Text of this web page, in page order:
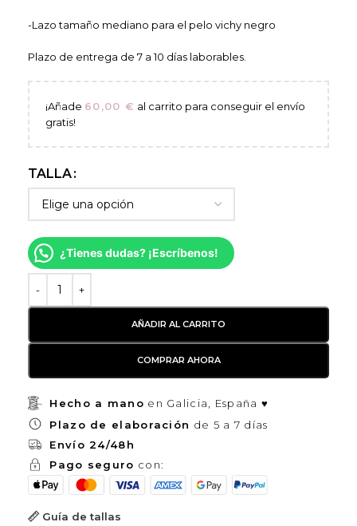
-Lazo tamaño mediano para el pelo vichy negro
Plazo de entrega de 7 a 10 días laborables.
¡Añade 60,00 € al carrito para conseguir el envío
gratis!
TALLA
¿Tienes dudas? ¡Escríbenos!
AÑADIR AL CARRITO
COMPRAR AHORA
Hecho a mano en Galicia, España ♥
Plazo de elaboración de 5 a 7 días
Envío 24/48h
Pago seguro con:
Guía de tallas